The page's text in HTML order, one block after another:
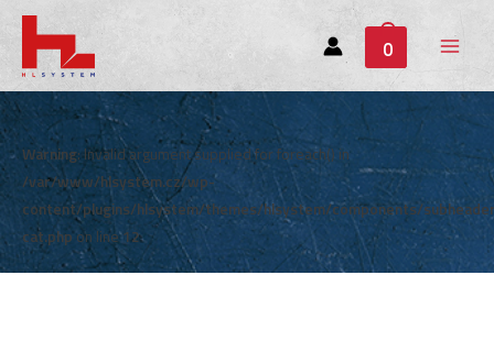
0
Main
Menu
Warning: Invalid argument supplied for foreach() in
/var/www/hlsystem.cz/wp-
content/plugins/hlsystem/themes/hlsystem/components/
cat.phpon line12